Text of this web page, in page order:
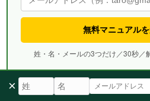
無料マニュアル
姓・名・メールの3つだけ／30秒／
×